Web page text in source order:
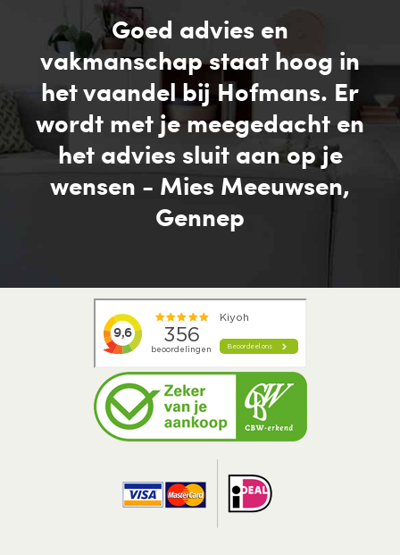
Goed advies en
vakmanschap staat hoog in
het vaandel bij Hofmans. Er
wordt met je meegedacht en
het advies sluit aan op je
wensen - Mies Meeuwsen,
Gennep